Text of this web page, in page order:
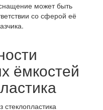
может быть
со сферой её
ёмкостей